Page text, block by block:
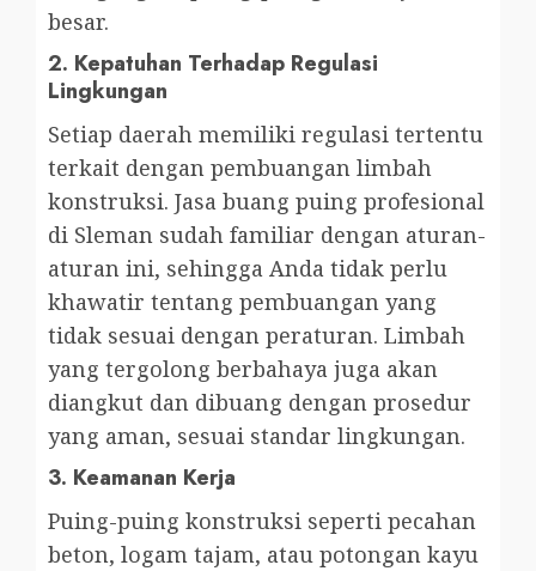
besar.
2. Kepatuhan Terhadap Regulasi
Lingkungan
Setiap daerah memiliki regulasi tertentu
terkait dengan pembuangan limbah
konstruksi. Jasa buang puing profesional
di Sleman sudah familiar dengan aturan-
aturan ini, sehingga Anda tidak perlu
khawatir tentang pembuangan yang
tidak sesuai dengan peraturan. Limbah
yang tergolong berbahaya juga akan
diangkut dan dibuang dengan prosedur
yang aman, sesuai standar lingkungan.
3. Keamanan Kerja
Puing-puing konstruksi seperti pecahan
beton, logam tajam, atau potongan kayu